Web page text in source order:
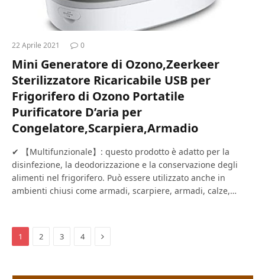
22 Aprile 2021 0
Mini Generatore di Ozono,Zeerkeer
Sterilizzatore Ricaricabile USB per
Frigorifero di Ozono Portatile
Purificatore D’aria per
Congelatore,Scarpiera,Armadio
✔ 【Multifunzionale】: questo prodotto è adatto per la
disinfezione, la deodorizzazione e la conservazione degli
alimenti nel frigorifero. Può essere utilizzato anche in
ambienti chiusi come armadi, scarpiere, armadi, calze,…
1 2 3 4 Next